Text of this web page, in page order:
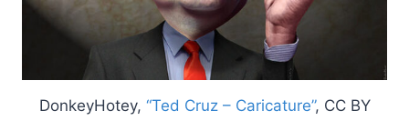
DonkeyHotey, “Ted Cruz – Caricature”, CC BY